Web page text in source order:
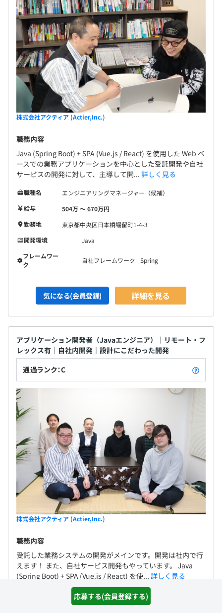
応募する(会員登録する)
株式会社アクティア (Actier,Inc.)
職務内容
Java (Spring Boot) + SPA (Vue.js / React) を使用した Web ベ
ースでの業務アプリケーションを中心とした受託開発や自社
サービスの開発に対して、主導して開... 詳しく見る
職種名
エンジニアリングマネージャー（候補）
給与
504万 〜 670万円
勤務地
東京都中央区日本橋堀留町1-4-3
開発環境
Java
フレームワー
ク
自社フレームワーク Spring
気になる(会員登録) 詳細を見る
アプリケーション開発者（Javaエンジニア）｜リモート・フ
レックス有｜自社内開発｜設計にこだわった開発
通過ランク：C
株式会社アクティア (Actier,Inc.)
職務内容
受託した業務システムの開発がメインです。開発は社内で行
えます！ また、自社サービス開発もやっています。 Java
(Spring Boot) + SPA (Vue.js / React) を使... 詳しく見る
アプリケーション開発者（Javaエンジニア）